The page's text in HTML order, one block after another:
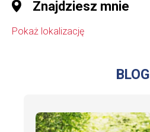
Znajdziesz mnie
Pokaż lokalizację
BLOG